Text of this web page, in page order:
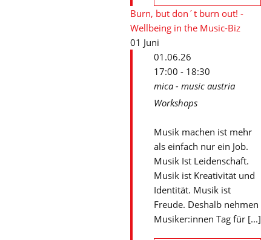
Burn, but don´t burn out! -
Wellbeing in the Music-Biz
01 Juni
01.06.26
17:00 - 18:30
mica - music austria
Workshops
Musik machen ist mehr
als einfach nur ein Job.
Musik Ist Leidenschaft.
Musik ist Kreativität und
Identität. Musik ist
Freude. Deshalb nehmen
Musiker:innen Tag für [...]